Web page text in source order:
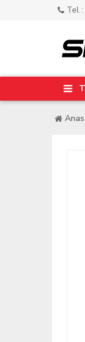
Tel :